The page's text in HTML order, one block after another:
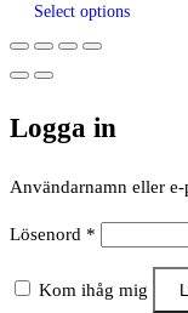
Select options
Logga in
Användarnamn eller e-
Lösenord *
Kom ihåg mig